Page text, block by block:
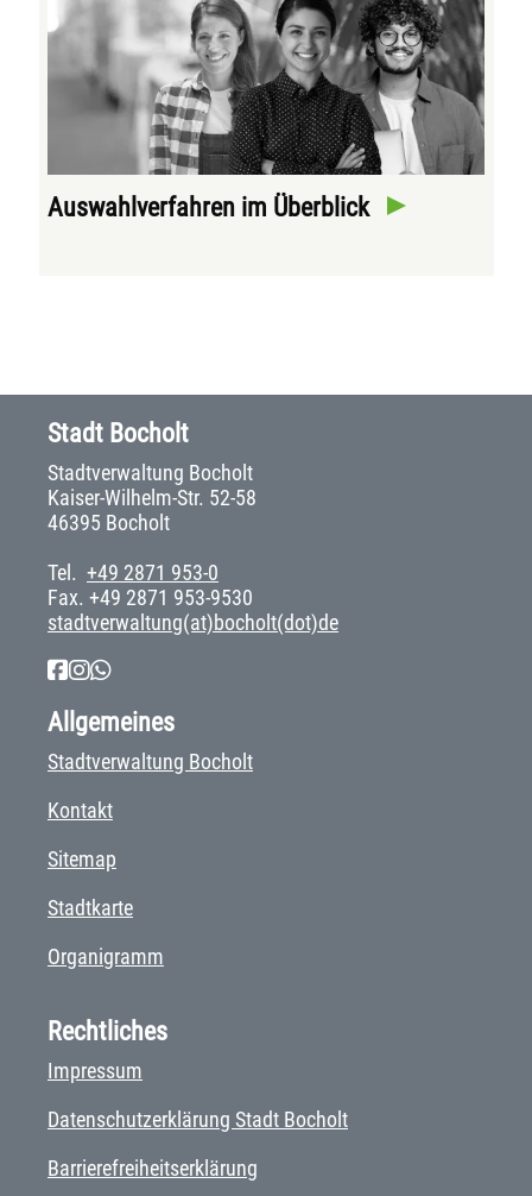
Auswahlverfahren im Überblick
Stadt Bocholt
Stadtverwaltung Bocholt
Kaiser-Wilhelm-Str. 52-58
46395 Bocholt
Tel. +49 2871 953-0
Fax. +49 2871 953-9530
stadtverwaltung(at)bocholt(dot)de
Allgemeines
Stadtverwaltung Bocholt
Kontakt
Sitemap
Stadtkarte
Organigramm
Rechtliches
Impressum
Datenschutzerklärung Stadt Bocholt
Barrierefreiheitserklärung